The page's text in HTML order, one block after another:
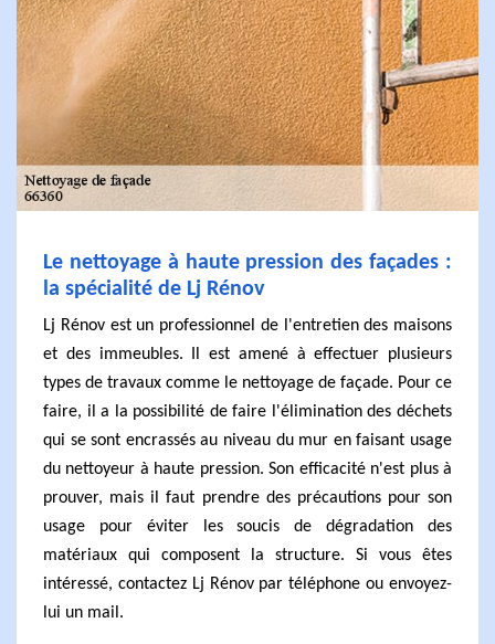
Le nettoyage à haute pression des façades :
la spécialité de Lj Rénov
Lj Rénov est un professionnel de l'entretien des maisons
et des immeubles. Il est amené à effectuer plusieurs
types de travaux comme le nettoyage de façade. Pour ce
faire, il a la possibilité de faire l'élimination des déchets
qui se sont encrassés au niveau du mur en faisant usage
du nettoyeur à haute pression. Son efficacité n'est plus à
prouver, mais il faut prendre des précautions pour son
usage pour éviter les soucis de dégradation des
matériaux qui composent la structure. Si vous êtes
intéressé, contactez Lj Rénov par téléphone ou envoyez-
lui un mail.